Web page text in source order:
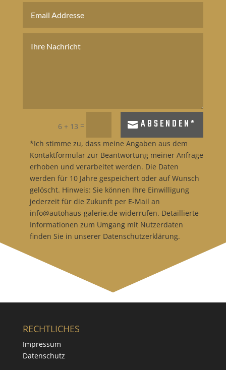
6 + 13 = ABSENDEN*
*Ich stimme zu, dass meine Angaben aus dem
Kontaktformular zur Beantwortung meiner Anfrage
erhoben und verarbeitet werden. Die Daten
werden für 10 Jahre gespeichert oder auf Wunsch
gelöscht. Hinweis: Sie können Ihre Einwilligung
jederzeit für die Zukunft per E-Mail an
info@autohaus-galerie.de widerrufen. Detaillierte
Informationen zum Umgang mit Nutzerdaten
finden Sie in unserer Datenschutzerklärung.
RECHTLICHES
Impressum
Datenschutz